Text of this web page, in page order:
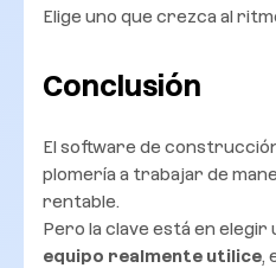
Elige uno que crezca al
Conclusión
El software de
plomería a trabajar de
rentable.
Pero la clave está en
equipo realmente utilice,